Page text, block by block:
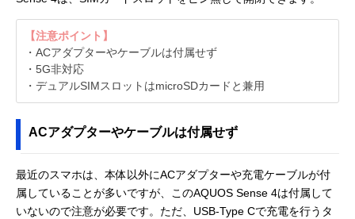
【注意ポイント】
・ACアダプターやケーブルは付属せず
・5G非対応
・デュアルSIMスロットはmicroSDカードと兼用
ACアダプターやケーブルは付属せず
最近のスマホは、本体以外にACアダプターや充電ケーブルが付
属していることが多いですが、このAQUOS Sense 4は付属して
いないので注意が必要です。ただ、USB-Type Cで充電を行うタ